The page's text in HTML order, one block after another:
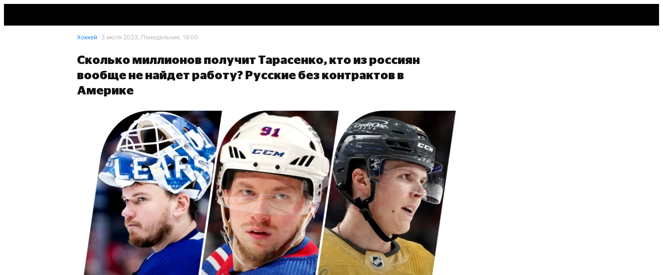
Хоккей 3 июля 2023, Понедельник, 18:00
Сколько миллионов получит Тарасенко, кто из россиян
вообще не найдет работу? Русские без контрактов в
Америке